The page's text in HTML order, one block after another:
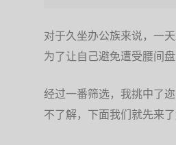
对于久坐办公族来说，一
为了让自己避免遭受腰间
经过一番筛选，我挑中了
不了解，下面我们就先来